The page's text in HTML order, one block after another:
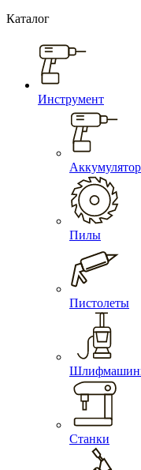
Каталог
Инструмент
Пилы
Пистолеты
Станки